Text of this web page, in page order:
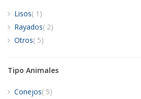
Lisos 1 artículo
Rayados 2artículos
Otros 5artículos
Tipo Animales
Conejos 5artículos